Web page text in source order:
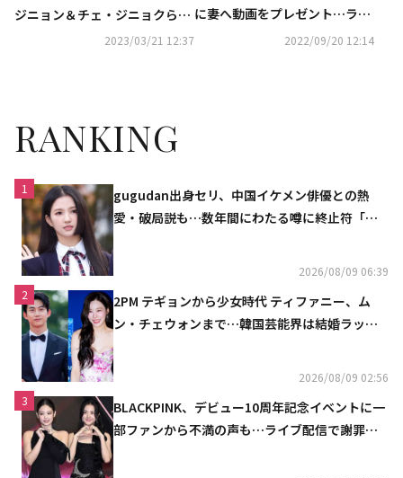
ジニョン＆チェ・ジニョクら、
映画「ウンナム」VIP向け試写
2023/03/21 12:37
に妻へ動画をプレゼント…ラブ
2022/09/20 12:14
RANKING
1
gugudan出身セリ、中国イケメン俳優との熱
愛・破局説も…数年間にわたる噂に終止符「邪
2026/08/09 06:39
2
2PM テギョンから少女時代 ティファニー、ム
ン・チェウォンまで…韓国芸能界は結婚ラッシ
2026/08/09 02:56
3
BLACKPINK、デビュー10周年記念イベントに一
部ファンから不満の声も…ライブ配信で謝罪